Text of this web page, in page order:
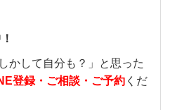
かして自分も？」と思った
登録・ご相談・ご予約 くだ